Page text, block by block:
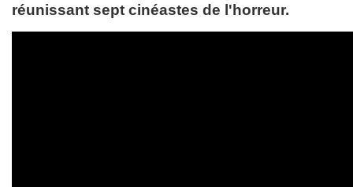
réunissant sept cinéastes de l'horreur.